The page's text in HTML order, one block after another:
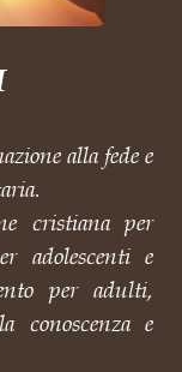
alla fede e
cristiana per
adolescenti e
per adulti,
conoscenza e